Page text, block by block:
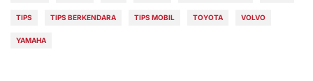
TIPS TIPS BERKENDARA TIPS MOBIL TOYOTA VOLVO
YAMAHA